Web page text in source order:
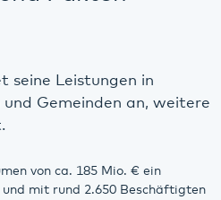
seine Leistungen in
Gemeinden an, weitere
von ca. 185 Mio. € ein
mit rund 2.650 Beschäftigten